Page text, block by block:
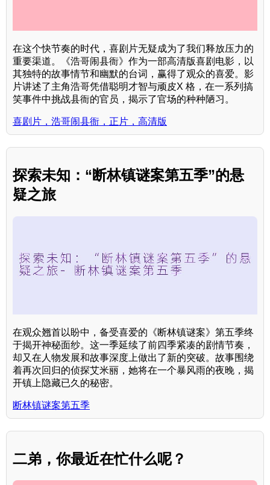
在这个快节奏的时代，喜剧片无疑成为了我们释放压力的
重要渠道。《浩哥闹县衙》作为一部高清版喜剧电影，以
其独特的故事情节和幽默的台词，赢得了观众的喜爱。影
片讲述了主角浩哥凭借聪明才智与顽皮X 格，在一系列搞
笑事件中挑战县衙的官员，揭示了官场的种种陋习。
喜剧片，浩哥闹县衙，正片，高清版
探索未知：“断林镇谜案第五季”的悬
疑之旅
在观众翘首以盼中，备受喜爱的《断林镇谜案》第五季终
于揭开神秘面纱。这一季延续了前四季紧凑的剧情节奏，
却又在人物发展和故事深度上做出了新的突破。故事围绕
着再次回归的侦探艾米丽，她将在一个暴风雨的夜晚，揭
开镇上隐藏已久的秘密。
断林镇谜案第五季
二弟，你最近在忙什么呢？